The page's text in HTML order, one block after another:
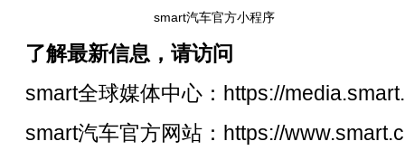
smart汽车官方小程序
了解最新信息，请访问
smart全球媒体中心：https://
smart汽车官方网站：https://